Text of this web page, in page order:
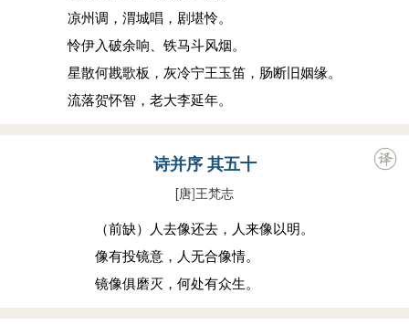
凉州调，渭城唱，剧堪怜。
怜伊入破余响、铁马斗风烟。
星散何戡歌板，灰冷宁王玉笛，肠断旧姻缘。
流落贺怀智，老大李延年。
诗并序 其五十
[唐]王梵志
（前缺）人去像还去，人来像以明。
像有投镜意，人无合像情。
镜像俱磨灭，何处有众生。